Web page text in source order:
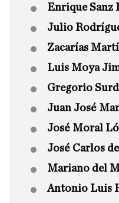
Enrique Sanz
Julio
Zacarías
Luis Moya
Gregorio
Juan José
José Moral
José Carlos
Mariano del
Antonio Luis